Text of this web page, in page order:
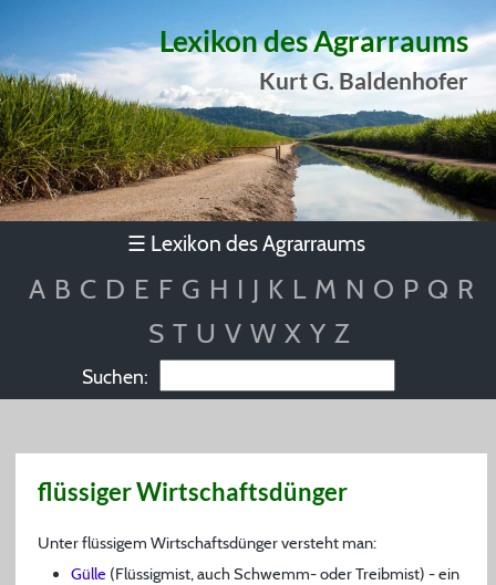
Lexikon des Agrarraums
Kurt G. Baldenhofer
☰ Lexikon des Agrarraums
A B C D E F G H I J K L M N O P Q R
S T U V W X Y Z
Suchen:
flüssiger Wirtschaftsdünger
Unter flüssigem Wirtschaftsdünger versteht man:
Gülle (Flüssigmist, auch Schwemm- oder Treibmist) - ein